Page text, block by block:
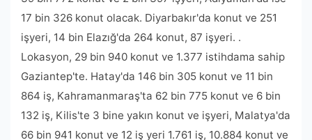
17 bin 326 konut olacak. Diyarbakır'da konut ve 251
işyeri, 14 bin Elazığ'da 264 konut, 87 işyeri. .
Lokasyon, 29 bin 940 konut ve 1.377 istihdama sahip
Gaziantep'te. Hatay'da 146 bin 305 konut ve 11 bin
864 iş, Kahramanmaraş'ta 62 bin 775 konut ve 6 bin
132 iş, Kilis'te 3 bine yakın konut ve işyeri, Malatya'da
66 bin 941 konut ve 12 iş yeri 1.761 iş, 10.884 konut ve